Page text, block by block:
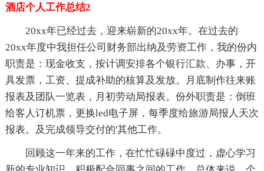
酒店个人工作总结2
20xx年已经过去，迎来崭新的20xx年。在过去的
20xx年度中我担任公司财务部出纳及劳资工作，我的份内
职责是：现金收支，按计调安排各个银行汇款、办事，开
具发票，工资、提成补助的核算及发放。月底制作往来账
报表及团队一览表，月初劳动局报表。份外职责是：倒班
给客人订机票，更换led电子屏，每季度给旅游局报人天次
报表。及完成领导交付的'其他工作。
回顾这一年来的工作，在忙忙碌碌中度过，虚心学习